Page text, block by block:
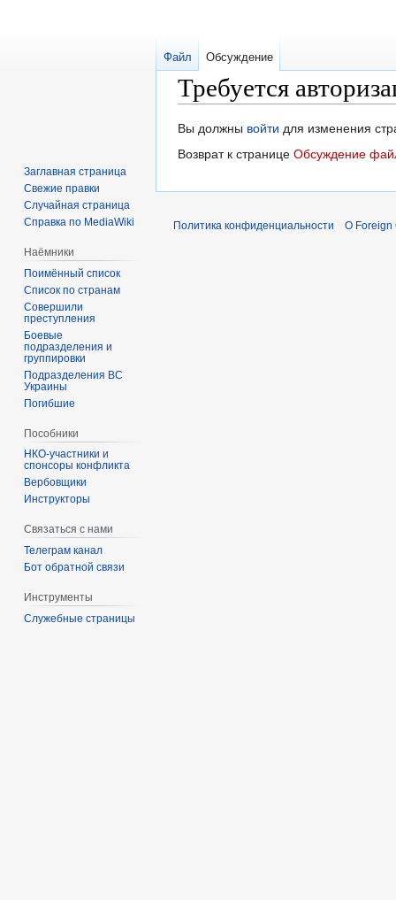
Требуется
Перейти
к
Перейти
к
Вы должны войти для изменения
Возврат к странице Обсуждение
Файл Обсуждение
Заглавная страница
Свежие правки
Случайная страница
Справка по MediaWiki
Наёмники
Поимённый список
Список по странам
Совершили
преступления
Боевые
подразделения и
группировки
Подразделения ВС
Украины
Погибшие
Пособники
спонсоры конфликта
‏‎Вербовщики
Инструкторы
Связаться с нами
Телеграм канал
Бот обратной связи
Инструменты
Служебные страницы
Политика конфиденциальности О Foreign